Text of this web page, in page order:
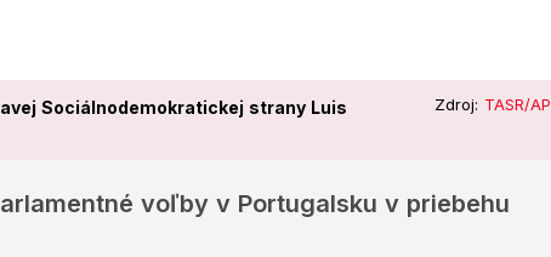
Sociálnodemokratickej strany Luis
Zdroj: TASR/AP
voľby v Portugalsku v priebehu